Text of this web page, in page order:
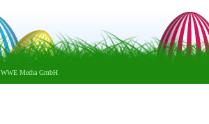
WWE Media GmbH